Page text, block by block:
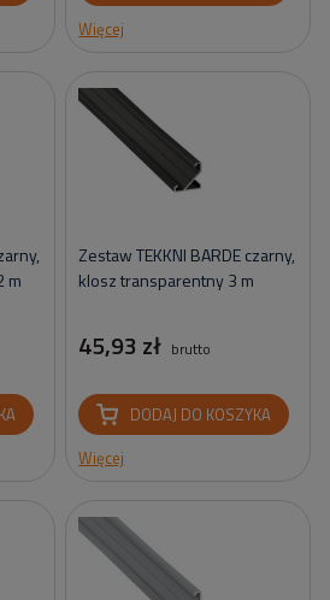
Więcej
m
Zestaw TEKKNI BARDE czarny,
klosz transparentny 3 m
45,93 zł brutto
DODAJ DO KOSZYKA
Więcej